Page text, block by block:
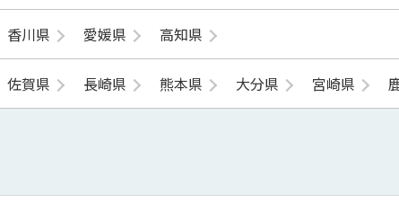
香川県 愛媛県 高知県
佐賀県 長崎県 熊本県 大分県 宮崎県